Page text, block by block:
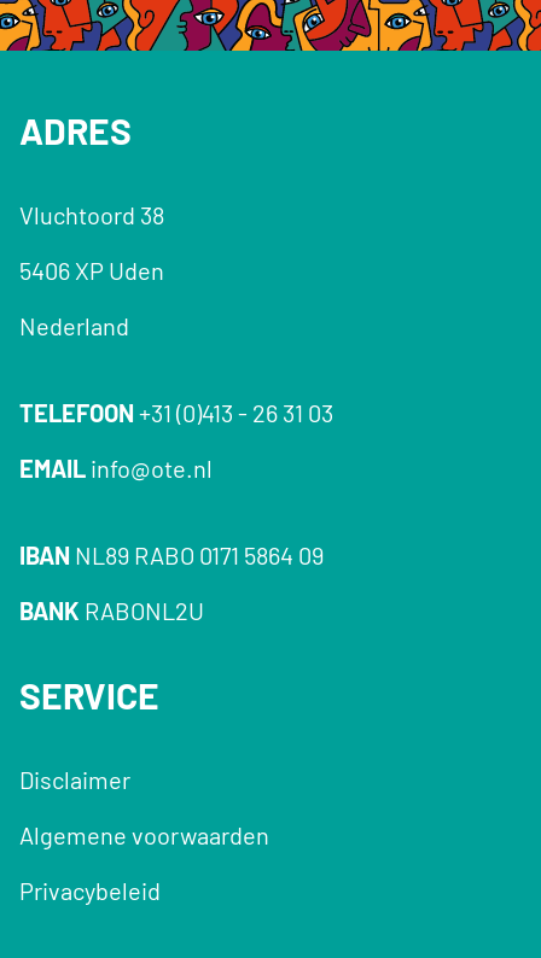
ADRES
Vluchtoord 38
5406 XP Uden
Nederland
TELEFOON +31 (0)413 - 26 31 03
EMAIL info@ote.nl
IBAN NL89 RABO 0171 5864 09
BANK RABONL2U
SERVICE
Disclaimer
Algemene voorwaarden
Privacybeleid